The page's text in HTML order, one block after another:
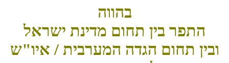
בהווה
התפר בין תחום מדינת ישראל
ובין תחום הגדה המערבית / איו"ש